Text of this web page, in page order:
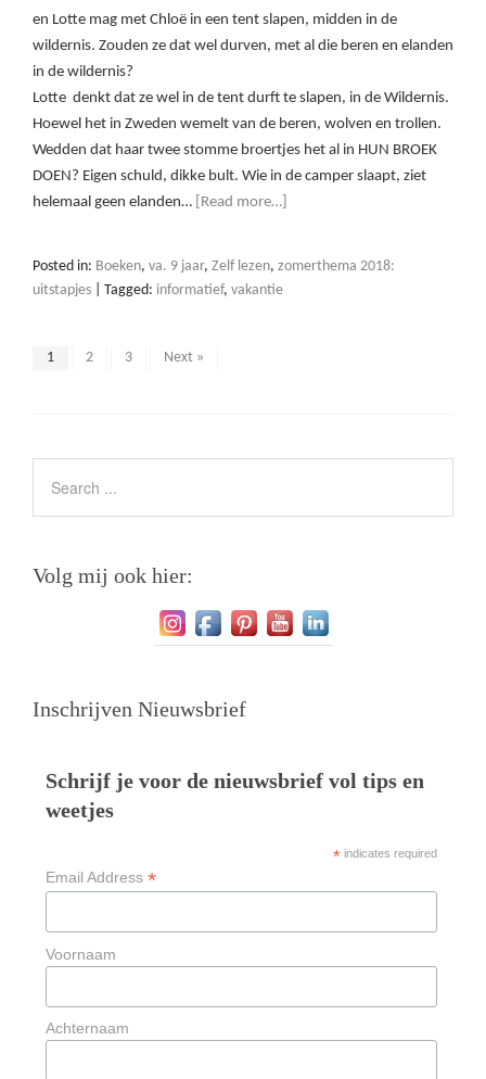
en Lotte mag met Chloë in een tent slapen, midden in de
wildernis. Zouden ze dat wel durven, met al die beren en elanden
in de wildernis?
Lotte denkt dat ze wel in de tent durft te slapen, in de Wildernis.
Hoewel het in Zweden wemelt van de beren, wolven en trollen.
Wedden dat haar twee stomme broertjes het al in HUN BROEK
DOEN? Eigen schuld, dikke bult. Wie in de camper slaapt, ziet
helemaal geen elanden… [Read more…]
Posted in: Boeken, va. 9 jaar, Zelf lezen, zomerthema 2018:
uitstapjes
Tagged: informatief, vakantie
1 2 3 Next »
Volg mij ook hier:
Inschrijven Nieuwsbrief
Schrijf je voor de nieuwsbrief vol tips en
weetjes
*indicates required
Email Address *
Voornaam
Achternaam